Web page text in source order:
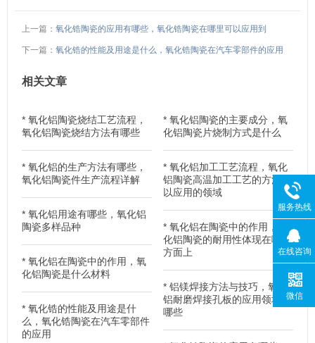
上一篇： 氧化锆陶瓷的应用有哪些，氧化锆陶瓷在哪里可以应用到
下一篇： 氧化锆的性能及用途是什么，氧化锆陶瓷在汽车零部件的应用
相关文章
* 氧化铝陶瓷烧结工艺流程，
氧化铝陶瓷烧结方法有哪些
* 氧化铝陶瓷的主要成分，氧
化铝陶瓷片烧制方式是什么
* 氧化铝的生产方法有哪些，
氧化铝陶瓷件生产流程详解
* 氧化铝加工工艺流程，氧化
铝陶瓷高温加工工艺的方法可
以应用的领域
* 氧化铝用途有哪些，氧化铝
陶瓷多样品种
* 氧化铝在陶瓷中的作用，氧
化铝陶瓷的耐用性体现在哪些
方面上
* 氧化铝在陶瓷中的作用，氧
化铝陶瓷是什么材料
* 铝镁焊接方法与技巧，氧化
铝耐磨焊接孔板的应用领域有
哪些
* 氧化锆的性能及用途是什
么，氧化锆陶瓷在汽车零部件
的应用
服务热线
在线咨询
微信